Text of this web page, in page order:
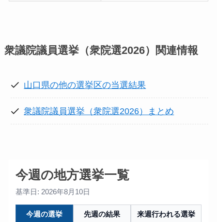
衆議院議員選挙（衆院選2026） 関連情報
山口県の他の選挙区の当選結果
衆議院議員選挙（衆院選2026）まとめ
今週の地方選挙一覧
基準日: 2026年8月10日
今週の選挙 先週の結果 来週行われる選挙